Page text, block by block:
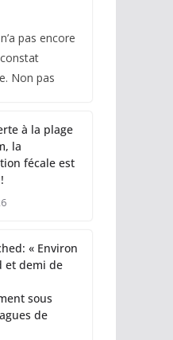
pas encore
Non pas
à la plage
la
fécale est
« Environ
et demi de
sous
de